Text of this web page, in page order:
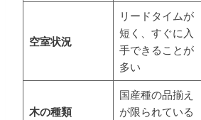
空室状況
リードタイムが
短く、すぐに入
手できることが
多い
木の種類
国産種の品揃え
が限られている